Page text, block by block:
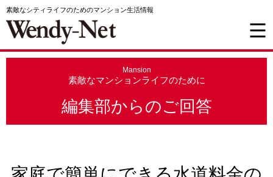
素敵なシティライフのためのマンション生活情報
Mansion
素敵なマンションライフのために
編集部からのご回答